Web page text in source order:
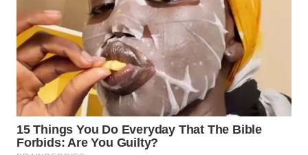
WN
SULUT
WN
MALUKU
WN
MALUT